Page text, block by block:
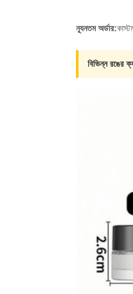
ন্যূনতম অর্ডার:
বিভিন্ন রঙের